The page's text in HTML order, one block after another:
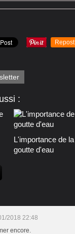
Repost
:
L'importance de la
goutte d'eau
2018 22:48
encore.